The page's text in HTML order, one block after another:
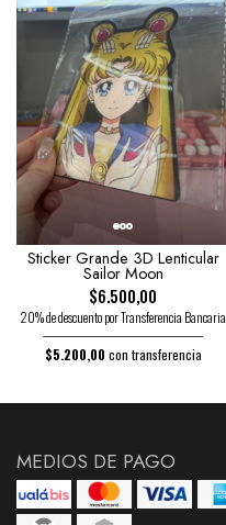
Sticker Grande 3D Lenticular
Sailor Moon
$6.500,00
20% de descuento por Transferencia Bancaria
$5.200,00 con transferencia
MEDIOS DE PAGO